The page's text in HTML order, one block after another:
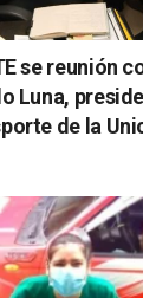
se reunión
Luna,
de la